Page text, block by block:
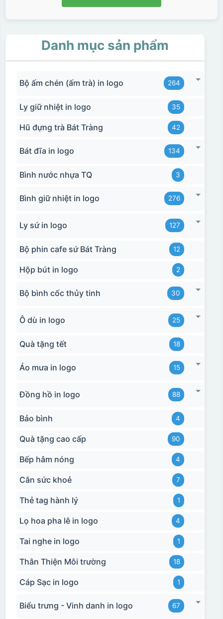
Danh mục sản phẩm
Bộ ấm chén (ấm trà) in logo 264
Ly giữ nhiệt in logo 35
Hũ đựng trà Bát Tràng 42
Bát đĩa in logo 134
Bình nước nhựa TQ 3
Bình giữ nhiệt in logo 276
Ly sứ in logo 127
Bộ phin cafe sứ Bát Tràng 12
Hộp bút in logo 2
Bộ bình cốc thủy tinh 30
Ô dù in logo 25
Quà tặng tết 18
Áo mưa in logo 15
Đồng hồ in logo 88
Bảo bình 4
Quà tặng cao cấp 90
Bếp hâm nóng 4
Cân sức khoẻ 7
Thẻ tag hành lý 1
Lọ hoa pha lê in logo 4
Tai nghe in logo 1
Thân Thiện Môi trường 18
Cáp Sạc in logo 1
Biểu trưng - Vinh danh in logo 67